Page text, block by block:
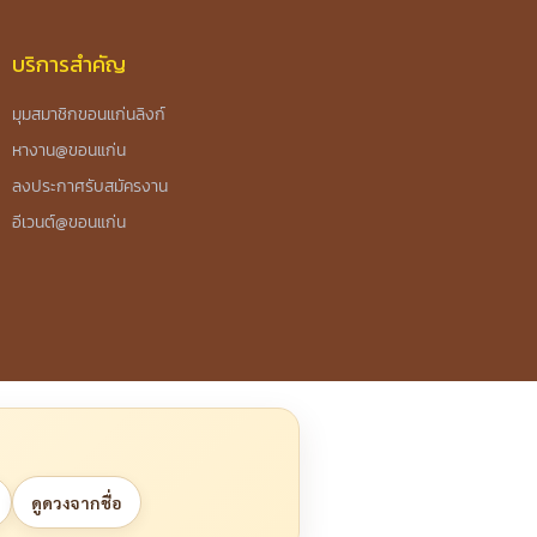
บริการสำคัญ
มุมสมาชิกขอนแก่นลิงก์
หางาน@ขอนแก่น
ลงประกาศรับสมัครงาน
อีเวนต์@ขอนแก่น
ดูดวงจากชื่อ